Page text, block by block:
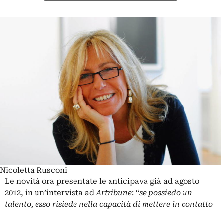
Nicoletta Rusconi
Le novità ora presentate le anticipava già ad agosto
2012, in un’intervista adArtribune: “se possiedo un
talento, esso risiede nella capacità di mettere in contatto